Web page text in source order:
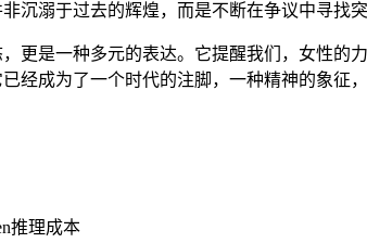
沉溺于过去的辉煌，而是不断在争议中寻找
更是一种多元的表达。它提醒我们，女性
经成为了一个时代的注脚，一种精神的象
推理成本